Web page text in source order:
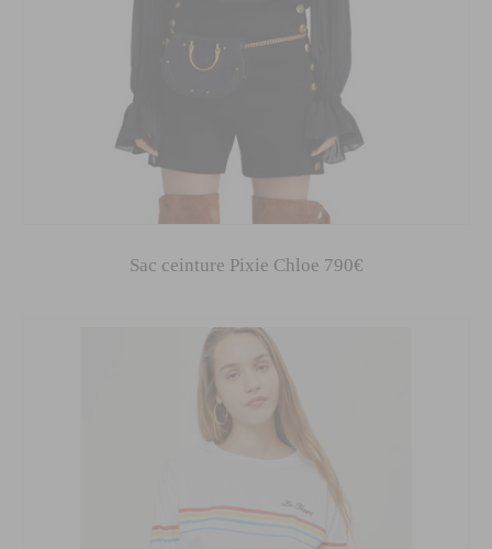
Sac ceinture Pixie Chloe 790€